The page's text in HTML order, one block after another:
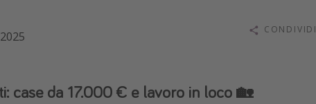
CONDIVIDI
case da 17.000 € e lavoro in loco 🏡